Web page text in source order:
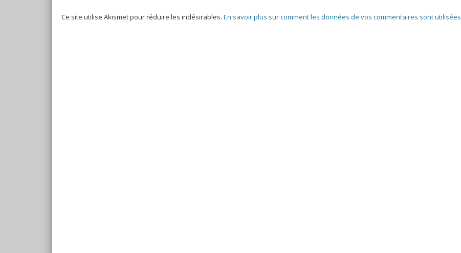
Ce site utilise Akismet pour réduire les indésirables.En savoir plus sur comment les données de vos commentaires sont utilisées